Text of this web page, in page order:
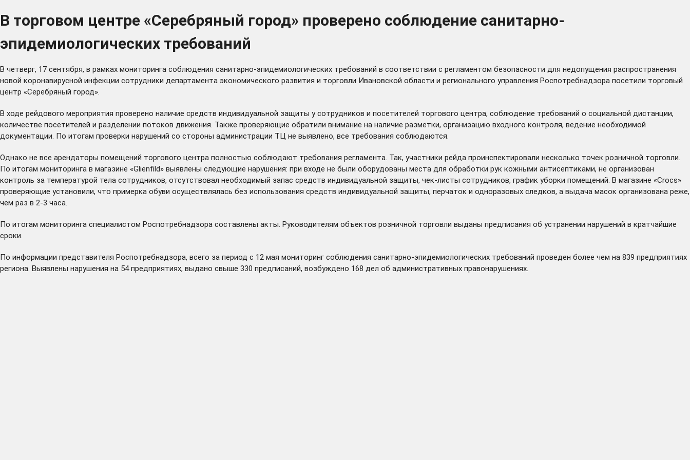
В торговом центре «Серебряный город» проверено соблюдение санитарно-
эпидемиологических требований
В четверг, 17 сентября, в рамках мониторинга соблюдения санитарно-эпидемиологических требований в соответствии с регламентом безопасности для недопущения распространения
новой коронавирусной инфекции сотрудники департамента экономического развития и торговли Ивановской области и регионального управления Роспотребнадзора посетили торговый
центр «Серебряный город».
В ходе рейдового мероприятия проверено наличие средств индивидуальной защиты у сотрудников и посетителей торгового центра, соблюдение требований о социальной дистанции,
количестве посетителей и разделении потоков движения. Также проверяющие обратили внимание на наличие разметки, организацию входного контроля, ведение необходимой
документации. По итогам проверки нарушений со стороны администрации ТЦ не выявлено, все требования соблюдаются.
Однако не все арендаторы помещений торгового центра полностью соблюдают требования регламента. Так, участники рейда проинспектировали несколько точек розничной торговли.
По итогам мониторинга в магазине «Glienfild» выявлены следующие нарушения: при входе не были оборудованы места для обработки рук кожными антисептиками, не организован
контроль за температурой тела сотрудников, отсутствовал необходимый запас средств индивидуальной защиты, чек-листы сотрудников, график уборки помещений. В магазине «Crocs»
проверяющие установили, что примерка обуви осуществлялась без использования средств индивидуальной защиты, перчаток и одноразовых следков, а выдача масок организована реже,
чем раз в 2-3 часа.
По итогам мониторинга специалистом Роспотребнадзора составлены акты. Руководителям объектов розничной торговли выданы предписания об устранении нарушений в кратчайшие
сроки.
По информации представителя Роспотребнадзора, всего за период с 12 мая мониторинг соблюдения санитарно-эпидемиологических требований проведен более чем на 839 предприятиях
региона. Выявлены нарушения на 54 предприятиях, выдано свыше 330 предписаний, возбуждено 168 дел об административных правонарушениях.